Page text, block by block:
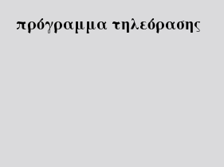
πρόγραμμα τηλεόρασης